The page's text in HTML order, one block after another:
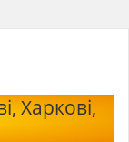
Харкові,